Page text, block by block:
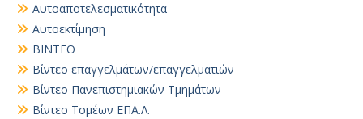
Αυτοαποτελεσματικότητα
Αυτοεκτίμηση
ΒΙΝΤΕΟ
Βίντεο επαγγελμάτων/επαγγελματιών
Βίντεο Πανεπιστημιακών Τμημάτων
Βίντεο Τομέων ΕΠΑ.Λ.